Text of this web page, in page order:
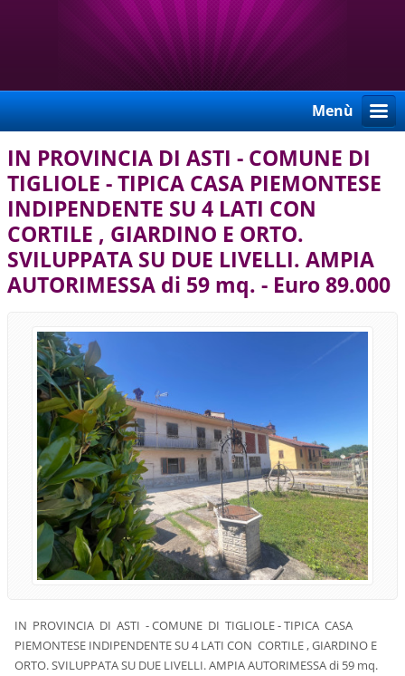
Menù
IN PROVINCIA DI ASTI - COMUNE DI
TIGLIOLE - TIPICA CASA PIEMONTESE
INDIPENDENTE SU 4 LATI CON
CORTILE , GIARDINO E ORTO.
SVILUPPATA SU DUE LIVELLI. AMPIA
AUTORIMESSA di 59 mq. - Euro 89.000
IN PROVINCIA DI ASTI - COMUNE DI TIGLIOLE - TIPICA CASA
PIEMONTESE INDIPENDENTE SU 4 LATI CON CORTILE , GIARDINO E
ORTO. SVILUPPATA SU DUE LIVELLI. AMPIA AUTORIMESSA di 59 mq.